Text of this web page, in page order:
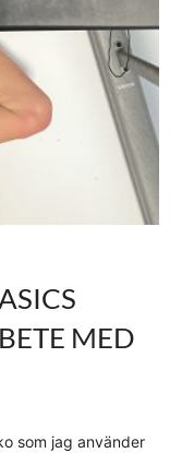
MED
som jag använder